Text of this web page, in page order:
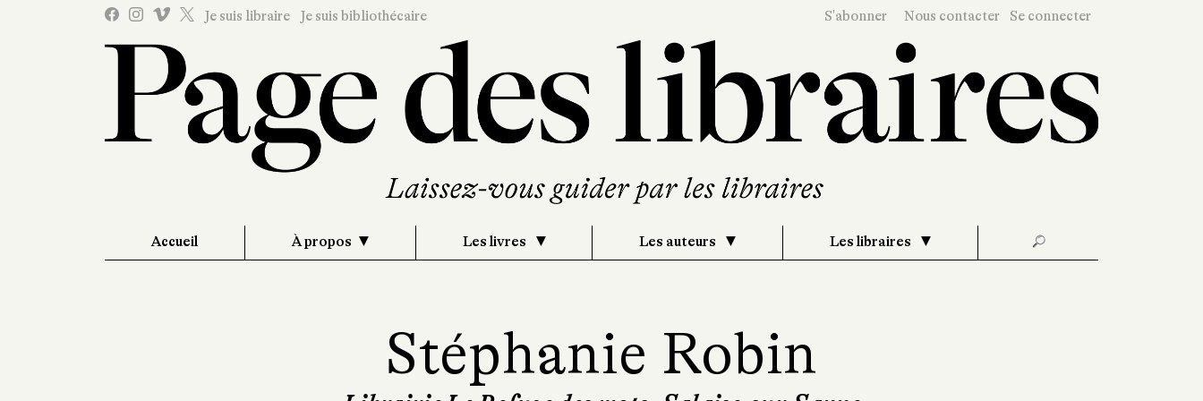
Je suis libraire Je suis bibliothécaire S'abonner Nous contacter Se connecter
Accueil À propos Les livres Les auteurs Les libraires 🔎
Stéphanie Robin